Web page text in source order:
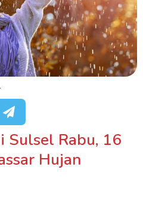
Sulsel Rabu, 16
Hujan